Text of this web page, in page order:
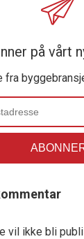
på vårt
fra
vil ikke bli